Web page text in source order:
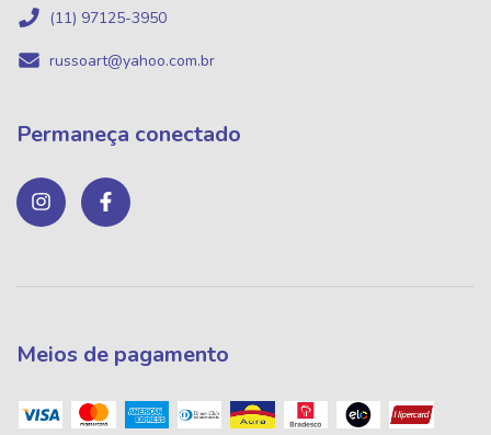
(11) 97125-3950
russoart@yahoo.com.br
Permaneça conectado
Meios de pagamento